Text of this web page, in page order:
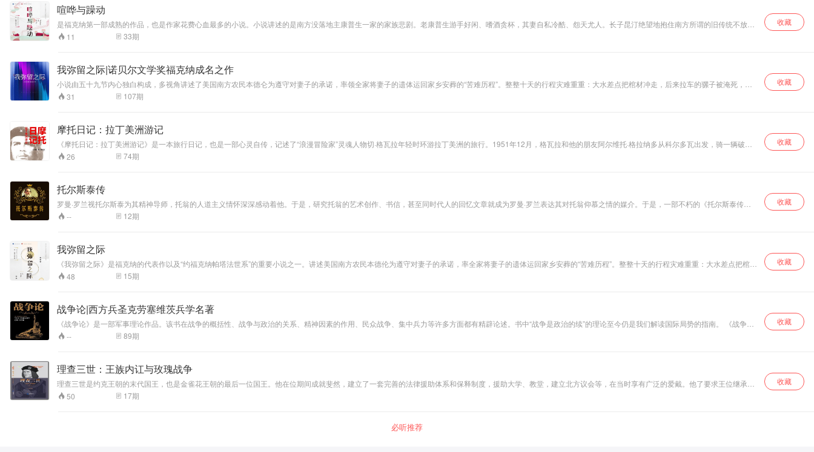
沦，与诱惑博弈，
为国家经济健康发
追踪过程的动态
感、紧张感扣人心
喧哗与躁动
是福克纳第一部成熟的作品，也是作家花费心血最多的小说。小说讲述的是南方没落地主康普生一家的家族悲剧。老康普生游手好闲、嗜酒贪杯，其妻自私冷酷、怨天尤人。长子昆汀绝望地抱住南方所谓的旧传统不放，
因妹妹凯蒂风流成性、有辱南方淑女身份而恨疚交加，竟至溺水自杀。次子杰生冷酷贪婪，三子班吉则是个白痴，三十三岁时只有三岁小儿的智能。《诺贝尔文学奖作品典藏书系：喧哗与骚动（福克纳卷）》通过这三个
儿子的内心独白，围绕凯蒂的堕落展开，最后则由黑人女佣迪尔希对前三部分的“有限视角”作补充，归结全书。
11 33期
收藏
我弥留之际|诺贝尔文学奖福克纳成名之作
小说由五十九节内心独白构成，多视角讲述了美国南方农民本德仑为遵守对妻子的承诺，率领全家将妻子的遗体运回家乡安葬的“苦难历程”。整整十天的行程灾难重重：大水差点把棺材冲走，后来拉车的骡子被淹死，大
火几乎将遗体焚化。结果长子失去了一条脚，老二发了疯，三子失去了心爱的马，女儿打胎不成反被药房伙计奸污，小儿子也没得到期望的小火车，而本德仑却装上了假牙并娶回了一位新太太。
31 107期
收藏
摩托日记：拉丁美洲游记
《摩托日记：拉丁美洲游记》是一本旅行日记，也是一部心灵自传，记述了“浪漫冒险家”灵魂人物切·格瓦拉年轻时环游拉丁美洲的旅行。1951年12月，格瓦拉和他的朋友阿尔维托·格拉纳多从科尔多瓦出发，骑一辆破旧
的摩托车，开始了他们向往已久的旅行。这次旅行历时9个月，横跨拉丁美洲大陆8000千米，旅行途中，他们饱览了拉丁美洲大陆壮美的风光，包括安第斯山脉、阿塔卡马沙漠和亚马孙河，还见识了令人赞叹的印第安文
化遗产。
26 74期
收藏
托尔斯泰传
罗曼·罗兰视托尔斯泰为其精神导师，托翁的人道主义情怀深深感动着他。于是，研究托翁的艺术创作、书信，甚至同时代人的回忆文章就成为罗曼·罗兰表达其对托翁仰慕之情的媒介。于是，一部不朽的《托尔斯泰传》
诞生了。作者对托尔斯泰的详尽研究成为这部作品的坚实基石，罗曼·罗兰以其不凡的洞察力，向读者展现了一代文学巨匠创作个性中所有的重要方面。
-- 12期
收藏
我弥留之际
《我弥留之际》是福克纳的代表作以及“约福克纳帕塔法世系”的重要小说之一。讲述美国南方农民本德伦为遵守对妻子的承诺，率全家将妻子的遗体运回家乡安葬的“苦难历程”。整整十天的行程灾难重重：大水差点把棺材
冲走，拉车的骡子被淹死，大火几乎将遗体焚化。结果长子失去了一只脚，老二因放火上了人家的谷仓而坐牢，三子失去心爱的马，女儿打胎不成，反被药房伙计奸污，小儿子也没得到渴望的小火车，而本德伦却装上了
假牙并娶回了一位新太太。
48 15期
收藏
战争论|西方兵圣克劳塞维茨兵学名著
《战争论》是一部军事理论作品。该书在战争的概括性、战争与政治的关系、精神因素的作用、民众战争、集中兵力等许多方面都有精辟论述。书中“战争是政治的续”的理论至今仍是我们解读国际局势的指南。 《战争
论》是世界上最伟大的兵学名著之一。书中所蕴含的谋略智慧已远远超过军事范畴，被广泛用于各领域，备受各国政治家、外交家、企业家的青睐。既可用于商业竞争的决策和参谋，又能为个人处世出谋划策，让人受益
终生。
-- 89期
收藏
理查三世：王族内讧与玫瑰战争
理查三世是约克王朝的末代国王，也是金雀花王朝的最后一位国王。他在位期间成就斐然，建立了一套完善的法律援助体系和保释制度，援助大学、教堂，建立北方议会等，在当时享有广泛的爱戴。他了要求王位继承权
的白金汉公爵叛乱，但在和里士满伯爵亨利·都铎的交战中，由于部下威廉·斯坦利叛变而失利被杀。
50 17期
收藏
必听推荐